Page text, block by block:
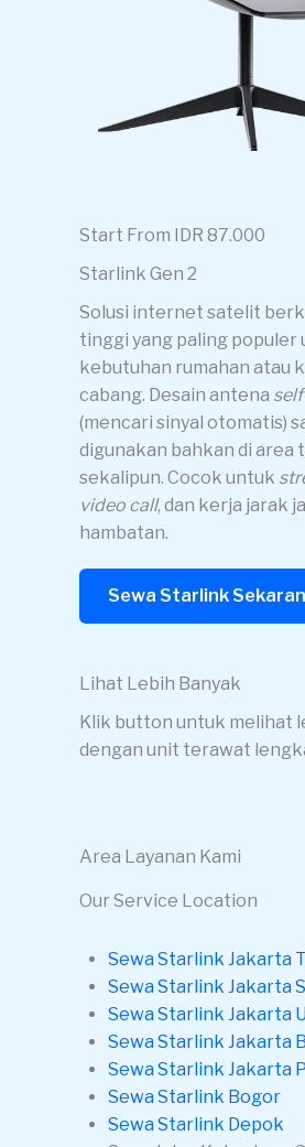
Start From IDR 87.000
Starlink Gen 2
Solusi internet satelit
tinggi yang paling populer
kebutuhan rumahan atau
cabang. Desain antena
(mencari sinyal otomatis)
digunakan bahkan di area
sekalipun. Cocok untuk
video call, dan kerja jarak
hambatan.
Sewa Starlink
Lihat Lebih Banyak
Klik button untuk melihat
dengan unit terawat
Area Layanan Kami
Our Service Location
Sewa Starlink Jakarta
Sewa Starlink Jakarta
Sewa Starlink Jakarta
Sewa Starlink Jakarta
Sewa Starlink Jakarta
Sewa Starlink Bogor
Sewa Starlink Depok